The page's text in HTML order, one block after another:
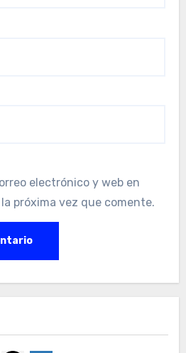
electrónico y web en
próxima vez que comente.